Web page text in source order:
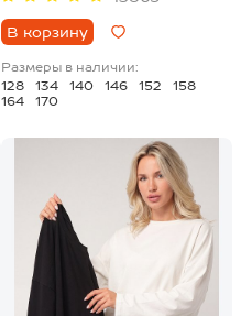
В корзину
Размеры в наличии:
128
134 140 146 152
158
164
170